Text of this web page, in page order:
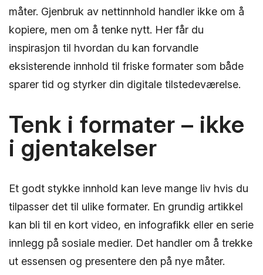
måter. Gjenbruk av nettinnhold handler ikke om å
kopiere, men om å tenke nytt. Her får du
inspirasjon til hvordan du kan forvandle
eksisterende innhold til friske formater som både
sparer tid og styrker din digitale tilstedeværelse.
Tenk i formater – ikke
i gjentakelser
Et godt stykke innhold kan leve mange liv hvis du
tilpasser det til ulike formater. En grundig artikkel
kan bli til en kort video, en infografikk eller en serie
innlegg på sosiale medier. Det handler om å trekke
ut essensen og presentere den på nye måter.